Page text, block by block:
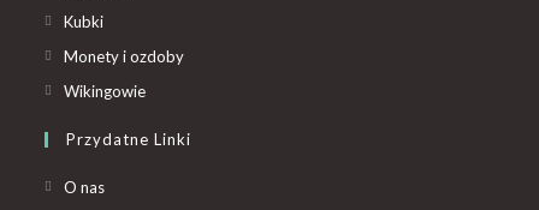
Kubki
Monety i ozdoby
Wikingowie
Przydatne Linki
O nas